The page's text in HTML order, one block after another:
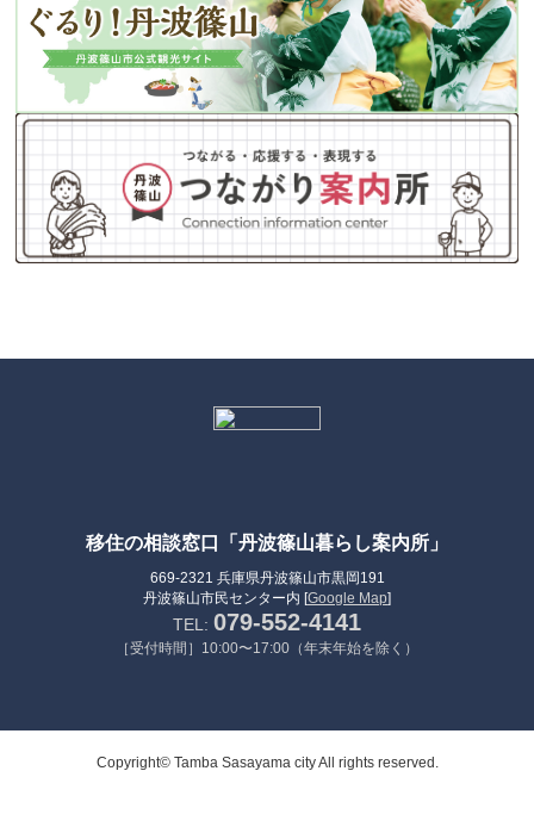
移住の相談窓口「丹波篠山暮らし案内所」
669-2321 兵庫県丹波篠山市黒岡191
丹波篠山市民センター内 [Google Map]
TEL: 079-552-4141
［受付時間］10:00〜17:00（年末年始を除く）
Copyright© Tamba Sasayama city All rights reserved.